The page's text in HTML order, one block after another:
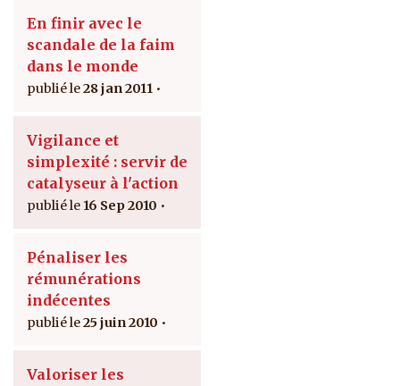
En finir avec le
scandale de la faim
dans le monde
28 jan 2011
Vigilance et
simplexité : servir de
catalyseur à l'action
16 Sep 2010
Pénaliser les
rémunérations
indécentes
25 juin 2010
Valoriser les